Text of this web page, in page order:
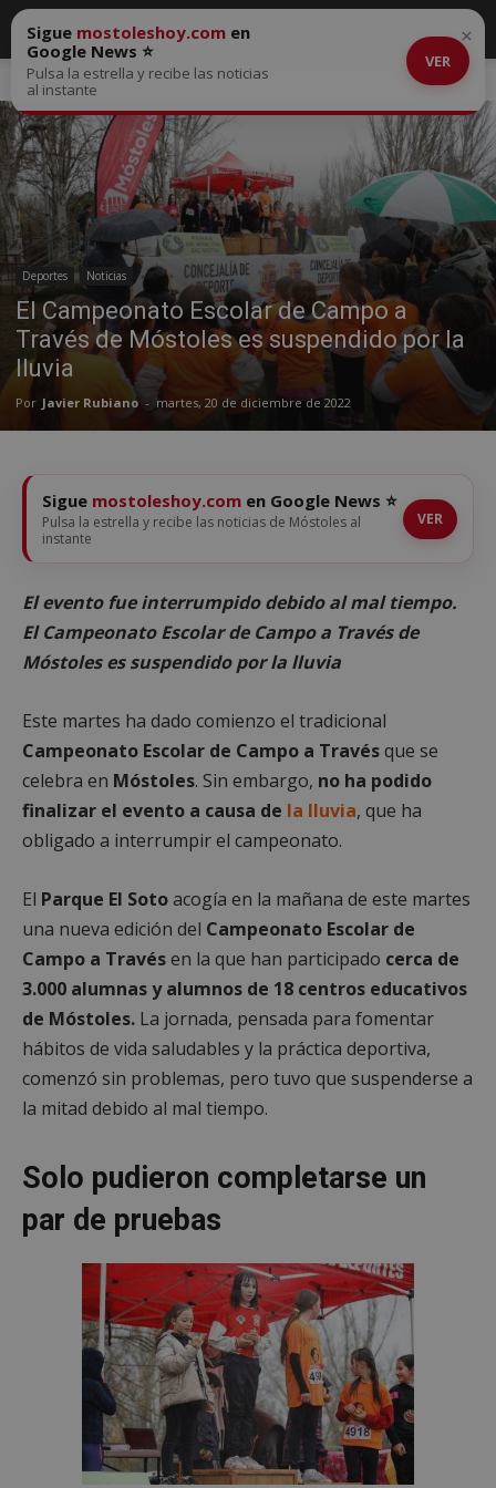
Inicio Deportes
Deportes Noticias
El Campeonato Escolar de Campo a
Través de Móstoles es suspendido por la
lluvia
Por Javier Rubiano - martes, 20 de diciembre de 2022
Sigue mostoleshoy.com en
Google News ⭐
Pulsa la estrella y recibe las noticias
al instante
VER
×
Sigue mostoleshoy.com en Google News ⭐
Pulsa la estrella y recibe las noticias de Móstoles al
instante
VER
El evento fue interrumpido debido al mal tiempo.
El Campeonato Escolar de Campo a Través de
Móstoles es suspendido por la lluvia
Este martes ha dado comienzo el tradicional
Campeonato Escolar de Campo a Travésque se
celebra en Móstoles. Sin embargo, no ha podido
finalizar el evento a causa de la lluvia, que ha
obligado a interrumpir el campeonato.
El Parque El Sotoacogía en la mañana de este martes
una nueva edición del Campeonato Escolar de
Campo a Travésen la que han participado cerca de
3.000 alumnas y alumnos de 18 centros educativos
de Móstoles. La jornada, pensada para fomentar
hábitos de vida saludables y la práctica deportiva,
comenzó sin problemas, pero tuvo que suspenderse a
la mitad debido al mal tiempo.
Solo pudieron completarse un
par de pruebas